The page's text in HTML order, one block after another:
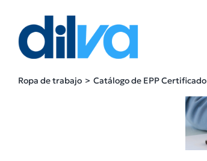
content
Ropa de trabajo Catálogo de EPP Certificado